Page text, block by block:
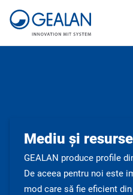
Mediu și
GEALAN produce profile
De aceea pentru noi este
mod care să fie eficient